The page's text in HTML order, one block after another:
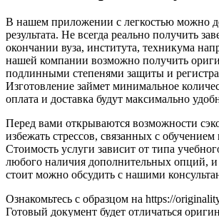
В нашем приложении с легкостью можно
результата. Не всегда реально получить
окончании вуза, института, техникума
нашей компании возможно получить
подлинными степенями защиты и
Изготовление займет минимальное
оплата и доставка будут максимально
Перед вами открываются возможности
избежать стрессов, связанных с
Стоимость услуги зависит от типа
любого наличия дополнительных опций, и
стоит можно обсудить с нашими
Ознакомьтесь с образцом на https://
Готовый документ будет отличаться